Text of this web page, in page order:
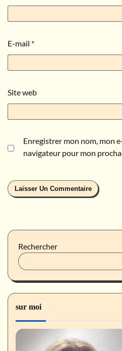
E-mail *
Site web
Enregistrer mon nom, mon
navigateur pour mon
Rechercher
sur moi